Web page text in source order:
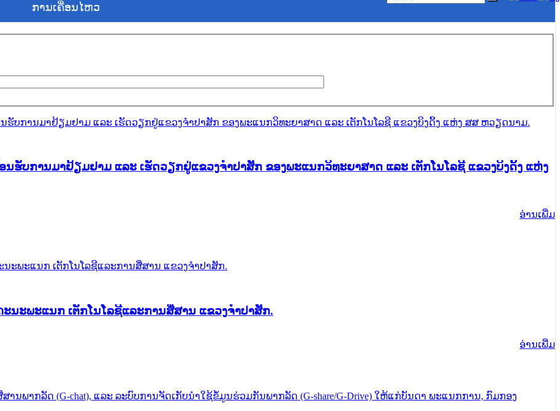
ການ​ເຄື່ອນ​ໄຫວ
ຮັບການມາຢ້ຽມຢາມ ແລະ ເຮັດວຽກຢູ່ແຂວງຈໍາປາສັກ ຂອງພະແນກວິທະຍາສາດ ແລະ ເຕັກໂນໂລຊີ ແຂວງບິງດິ້ງ ແຫ່ງ
ອ່ານ​ເພີ່ມ
ນະພະແນກ​ ເຕັກໂນໂລຊີ​ແລະ​ການສື່ສານ​ ແຂວງຈໍາປາສັກ.
ອ່ານ​ເພີ່ມ